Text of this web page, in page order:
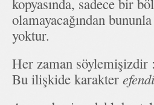
kopyasında, sadece bir
olamayacağından
yoktur.
Her zaman söylemişizdir
Bu ilişkide karakter efendi